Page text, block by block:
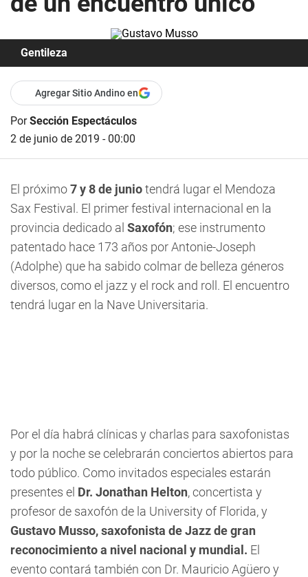
Gentileza
Agregar Sitio Andino en
PorSección Espectáculos
2 de junio de 2019 - 00:00
El próximo7 y 8 de juniotendrá lugar el Mendoza
Sax Festival. El primer festival internacional en la
provincia dedicado al Saxofón; ese instrumento
patentado hace 173 años por Antonie-Joseph
(Adolphe) que ha sabido colmar de belleza géneros
diversos, como el jazz y el rock and roll. El encuentro
tendrá lugar en la Nave Universitaria.
Por el día habrá clínicas y charlas para saxofonistas
y por la noche se celebrarán conciertos abiertos para
todo público. Como invitados especiales estarán
presentes el Dr. Jonathan Helton, concertista y
profesor de saxofón de la University of Florida, y
Gustavo Musso, saxofonista de Jazz de gran
reconocimiento a nivel nacional y mundial. El
evento contará también con Dr. Mauricio Agüero y